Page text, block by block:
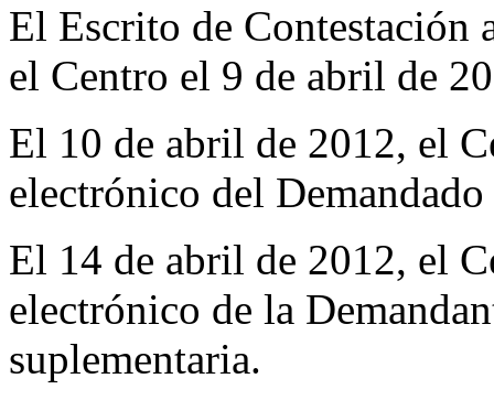
El Escrito de Contestación
el Centro el 9 de abril de
El 10 de abril de 2012, el
electrónico del
El 14 de abril de 2012, el
electrónico de la
suplementaria.